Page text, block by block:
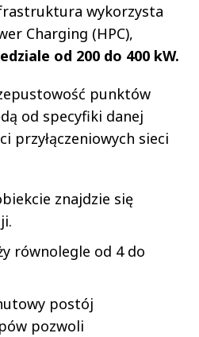
wykorzysta
Charging (HPC),
od 200 do 400 kW.
punktów
od specyfiki danej
przyłączeniowych sieci
znajdzie się
równolegle od 4 do
postój
pozwoli